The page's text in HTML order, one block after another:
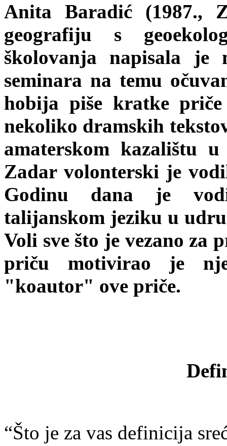
Anita Baradić (1987.,
geografiju s
školovanja napisala je
seminara na temu
hobija piše kratke
nekoliko dramskih
amaterskom kazalištu
Zadar volonterski je
Godinu dana je
talijanskom jeziku u
Voli sve što je vezano za
priču motivirao je
"koautor" ove priče.
“Što je za vas definicija